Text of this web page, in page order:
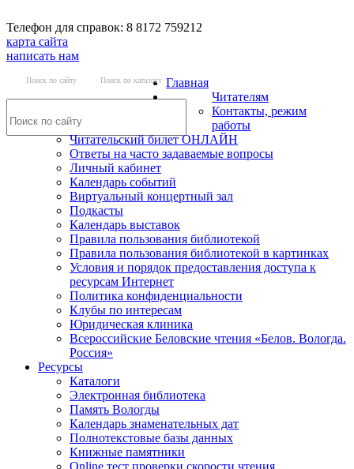
Телефон для справок: 8 8172 759212
карта сайта
написать нам
Поиск по сайту Поиск по каталогу Главная
Читателям
Контакты, режим
работы
Читательский билет ОНЛАЙН
Ответы на часто задаваемые вопросы
Личный кабинет
Календарь событий
Виртуальный концертный зал
Подкасты
Календарь выставок
Правила пользования библиотекой
Правила пользования библиотекой в картинках
Условия и порядок предоставления доступа к
ресурсам Интернет
Политика конфиденциальности
Клубы по интересам
Юридическая клиника
Всероссийские Беловские чтения «Белов. Вологда.
Россия»
Ресурсы
Каталоги
Электронная библиотека
Память Вологды
Календарь знаменательных дат
Полнотекстовые базы данных
Книжные памятники
Online тест проверки скорости чтения